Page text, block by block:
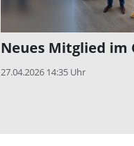
Neues Mitglied im
27.04.2026 14:35 Uhr